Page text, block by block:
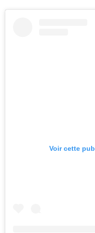
Voir cette